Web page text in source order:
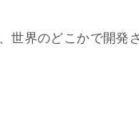
世界のどこかで開発